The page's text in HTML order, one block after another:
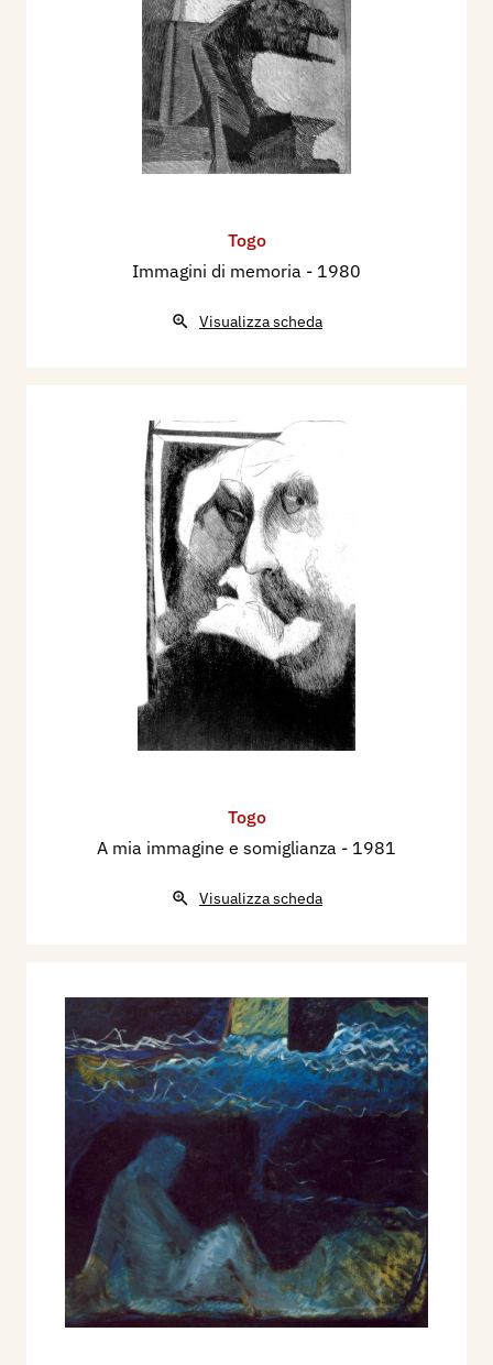
Togo
Immagini di memoria - 1980
Visualizza scheda
Togo
A mia immagine e somiglianza - 1981
Visualizza scheda